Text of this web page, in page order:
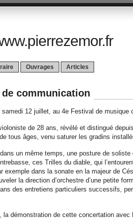
Ouvrages Articles
communication
samedi 12 juillet, au 4e Festival de musique
de 28 ans, révélé et distingué
tous âges, venu saturer les gradins
un même temps, une posture de
ces Trilles du diable, qui
exemple dans la sonate en la majeur de
la direction d’orchestre d’une petite
des entretiens particuliers successifs,
la démonstration de cette concertation